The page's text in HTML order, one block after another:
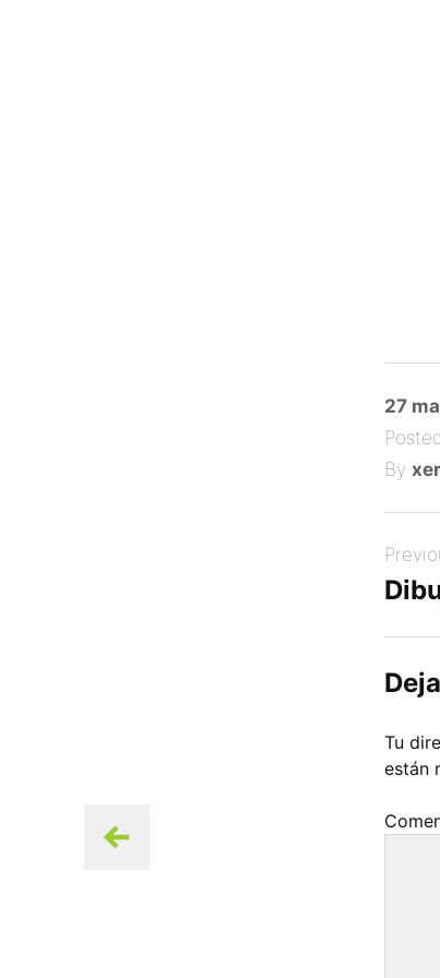
on
27
By
Tu
están